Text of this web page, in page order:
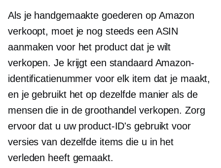
Als je handgemaakte goederen op Amazon
verkoopt, moet je nog steeds een ASIN
aanmaken voor het product dat je wilt
verkopen. Je krijgt een standaard Amazon-
identificatienummer voor elk item dat je maakt,
en je gebruikt het op dezelfde manier als de
mensen die in de groothandel verkopen. Zorg
ervoor dat u uw product-ID's gebruikt voor
versies van dezelfde items die u in het
verleden heeft gemaakt.